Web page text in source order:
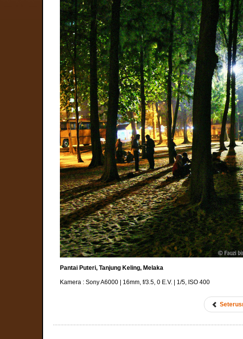
Pantai Puteri, Tanjung Keling, Melaka
Kamera : Sony A6000 | 16mm, f/3.5, 0 E.V. | 1/5, ISO 400